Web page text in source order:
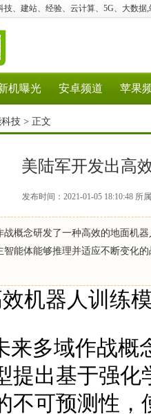
技、建站、经验、云计算、5G、大数据
机曝光 安卓频道 苹果
技 > 正文
美陆军开发出高
发布时间：2021-01-05 18:10:48
战概念研发了一种高效的地面机
能体能够推理并适应不断变化
来多域作战概
提出基于强
不可预测性